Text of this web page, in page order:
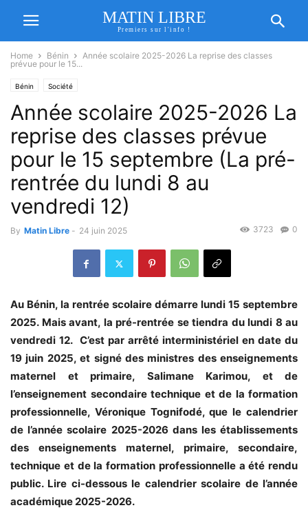
MATIN LIBRE
Premiers sur l'info !
Home Bénin
Année scolaire 2025-2026 La reprise des classes
prévue pour le 15...
Bénin Société
Année scolaire 2025-2026 La
reprise des classes prévue
pour le 15 septembre (La pré-
rentrée du lundi 8 au
vendredi 12)
By Matin Libre - 24 juin 2025 0
3723
Au Bénin, la rentrée scolaire démarre lundi 15 septembre
2025. Mais avant, la pré-rentrée se tiendra du lundi 8 au
vendredi 12. C’est par arrêté interministériel en date du
19 juin 2025, et signé des ministres des enseignements
maternel et primaire, Salimane Karimou, et de
l’enseignement secondaire technique et de la formation
professionnelle, Véronique Tognifodé, que le calendrier
de l’année scolaire 2025-2026 dans les établissements
des enseignements maternel, primaire, secondaire,
technique et de la formation professionnelle a été rendu
public. Lire ci-dessous le calendrier scolaire de l’année
académique 2025-2026.